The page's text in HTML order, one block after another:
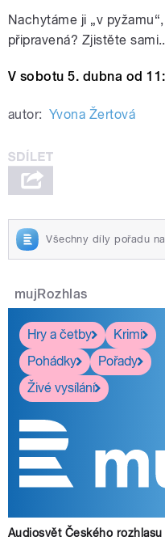
Nachytáme ji „v
připravená? Zjistěte
V sobotu 5. dubna od
autor: Yvona Žertová
Všechny díly pořadu
mujRozhlas
Hry a četby
Krimi
Pohádky
Pořady
Živé vysílání
Audiosvět Českého